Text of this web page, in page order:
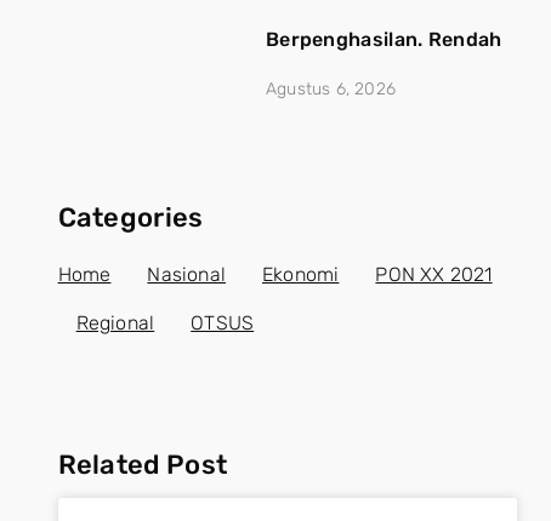
Berpenghasilan. Rendah
Agustus 6, 2026
Categories
Home Nasional Ekonomi PON XX 2021
Regional OTSUS
Related Post